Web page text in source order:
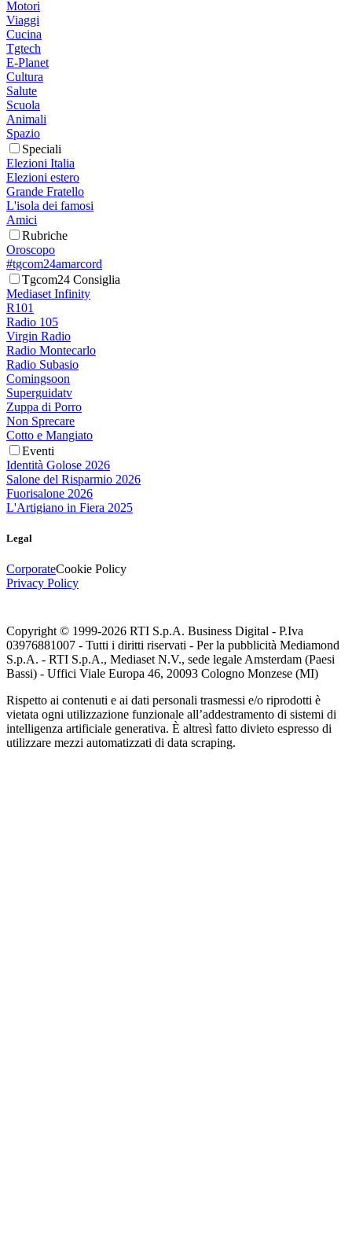
Motori
Viaggi
Cucina
Tgtech
E-Planet
Cultura
Salute
Scuola
Animali
Spazio
Speciali
Elezioni Italia
Elezioni estero
Grande Fratello
L'isola dei famosi
Amici
Rubriche
Oroscopo
#tgcom24amarcord
Tgcom24 Consiglia
Mediaset Infinity
R101
Radio 105
Virgin Radio
Radio Montecarlo
Radio Subasio
Comingsoon
Superguidatv
Zuppa di Porro
Non Sprecare
Cotto e Mangiato
Eventi
Identità Golose 2026
Salone del Risparmio 2026
Fuorisalone 2026
L'Artigiano in Fiera 2025
Legal
CorporateCookie Policy
Privacy Policy
Copyright © 1999-2026 RTI S.p.A. Business Digital - P.Iva
03976881007 - Tutti i diritti riservati - Per la pubblicità Mediamond
S.p.A. - RTI S.p.A., Mediaset N.V., sede legale Amsterdam (Paesi
Bassi) - Uffici Viale Europa 46, 20093 Cologno Monzese (MI)
Rispetto ai contenuti e ai dati personali trasmessi e/o riprodotti è
vietata ogni utilizzazione funzionale all’addestramento di sistemi di
intelligenza artificiale generativa. È altresì fatto divieto espresso di
utilizzare mezzi automatizzati di data scraping.